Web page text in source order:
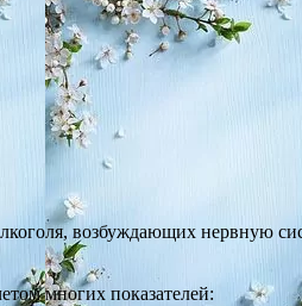
возбуждающих нервную
многих показателей: